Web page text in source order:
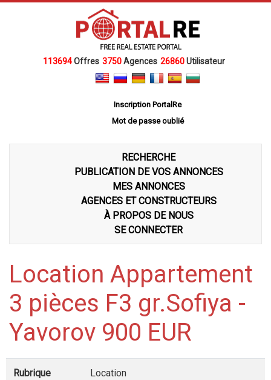
113694Offres 3750Agences 26860Utilisateur
Inscription PortalRe
Mot de passe oublié
RECHERCHE
PUBLICATION DE VOS ANNONCES
MES ANNONCES
AGENCES ET CONSTRUCTEURS
À PROPOS DE NOUS
SE CONNECTER
Location Appartement
3 pièces F3 gr.Sofiya -
Yavorov 900 EUR
Rubrique Location